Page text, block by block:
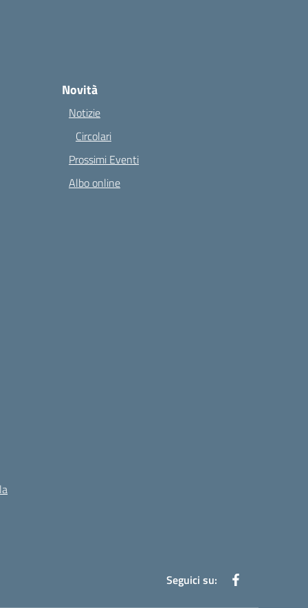
Novità
Notizie
Circolari
Prossimi Eventi
Albo online
Seguici su: